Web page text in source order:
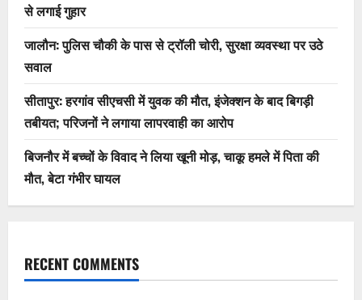
से लगाई गुहार
जालौन: पुलिस चौकी के पास से ट्रॉली चोरी, सुरक्षा व्यवस्था पर उठे
सवाल
सीतापुर: हरगांव सीएचसी में युवक की मौत, इंजेक्शन के बाद बिगड़ी
तबीयत; परिजनों ने लगाया लापरवाही का आरोप
बिजनौर में बच्चों के विवाद ने लिया खूनी मोड़, चाकू हमले में पिता की
मौत, बेटा गंभीर घायल
RECENT COMMENTS